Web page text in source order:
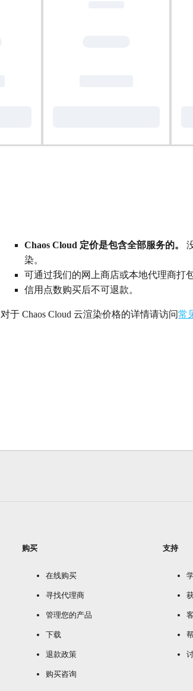
Chaos Cloud 定价是包含全部服务的。
染。
可通过我们的网上商店或本地代理商打
信用点数购买后不可退款。
对于 Chaos Cloud 云渲染价格的详情请访问常
购买
在线购买
寻找代理商
管理您的产品
下载
退款政策
购买咨询
支持